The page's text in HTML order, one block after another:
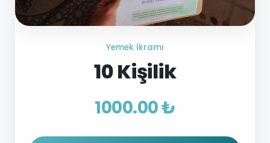
Yemek İkramı
10 Kişilik
1000.00 ₺